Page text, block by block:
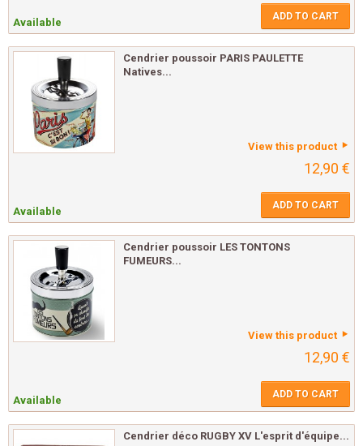
Available ADD TO CART
Cendrier poussoir PARIS PAULETTE
Natives...
View this product
12,90 €
Available ADD TO CART
Cendrier poussoir LES TONTONS
FUMEURS...
View this product
12,90 €
Available ADD TO CART
Cendrier déco RUGBY XV L'esprit d'équipe...